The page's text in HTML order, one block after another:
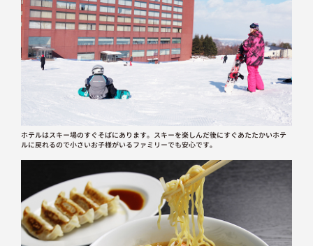
ホテルはスキー場のすぐそばにあります。スキーを楽しんだ後にすぐあたたかいホテ
ルに戻れるので小さいお子様がいるファミリーでも安心です。